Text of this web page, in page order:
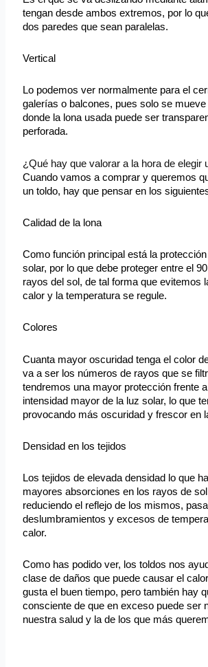
tengan desde ambos extremos, por lo
dos paredes que sean paralelas.
Vertical
Lo podemos ver normalmente para el
galerías o balcones, pues solo se
donde la lona usada puede ser
perforada.
¿Qué hay que valorar a la hora de elegir
Cuando vamos a comprar y queremos
un toldo, hay que pensar en los
Calidad de la lona
Como función principal está la
solar, por lo que debe proteger entre el
rayos del sol, de tal forma que evitemos
calor y la temperatura se regule.
Colores
Cuanta mayor oscuridad tenga el color
va a ser los números de rayos que se
tendremos una mayor protección frente
intensidad mayor de la luz solar, lo que
provocando más oscuridad y frescor en
Densidad en los tejidos
Los tejidos de elevada densidad lo que
mayores absorciones en los rayos de
reduciendo el reflejo de los mismos,
deslumbramientos y excesos de
calor.
Como has podido ver, los toldos nos
clase de daños que puede causar el
gusta el buen tiempo, pero también hay
consciente de que en exceso puede ser
nuestra salud y la de los que más